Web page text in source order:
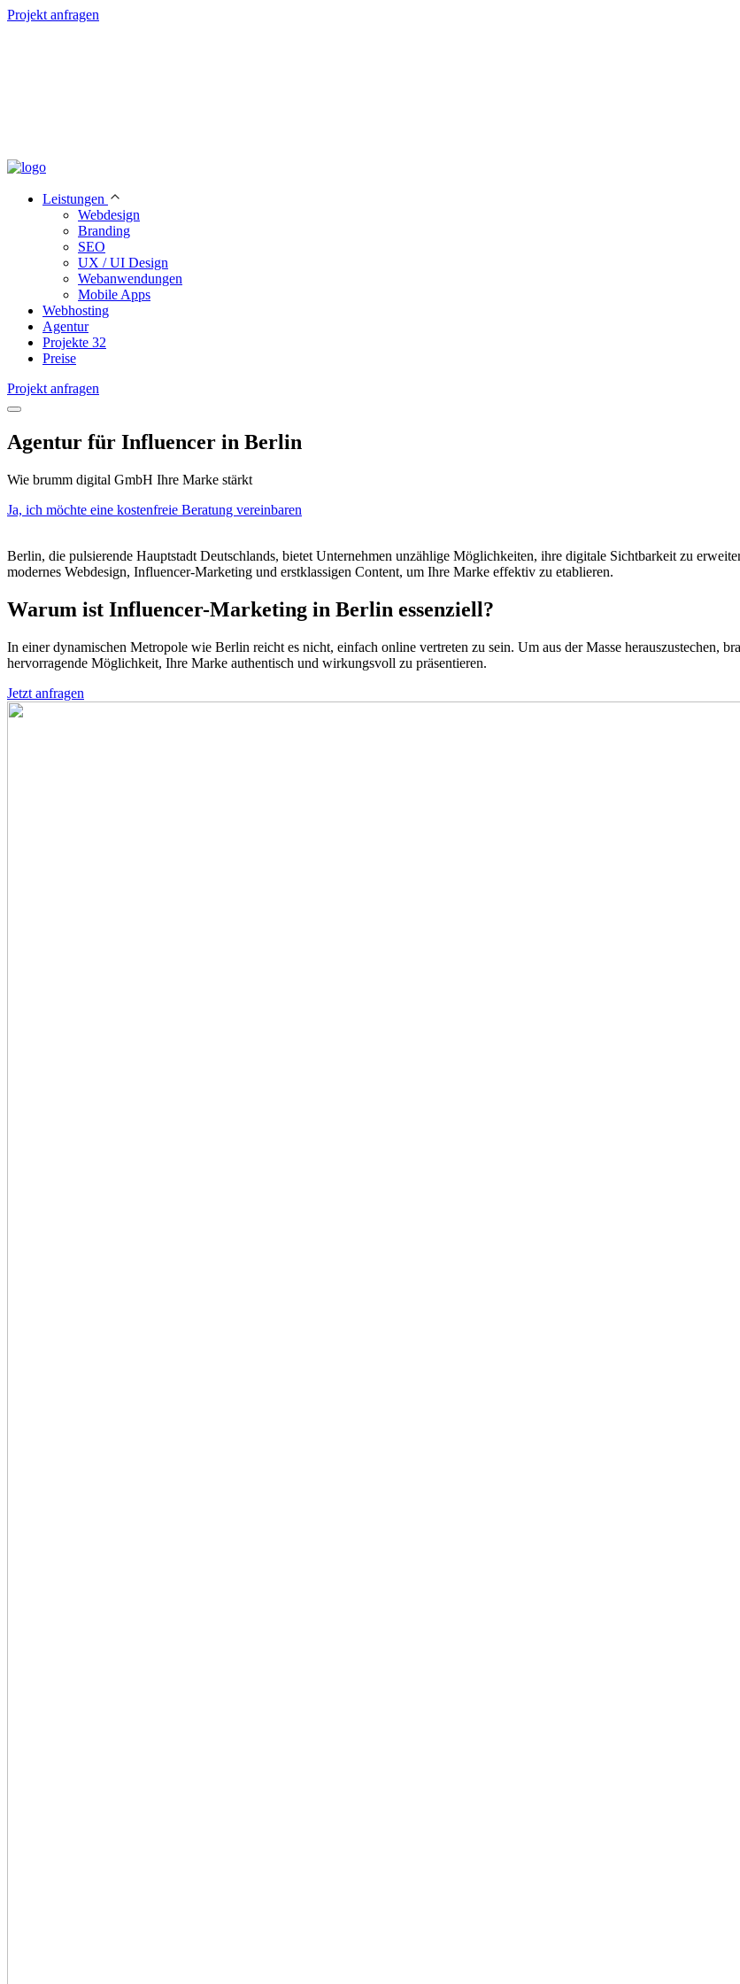
Projekt anfragen
Leistungen
Webdesign
Branding
SEO
UX / UI Design
Webanwendungen
Mobile Apps
Webhosting
Agentur
Projekte 32
Preise
Projekt anfragen
open
Agentur für Influencer in Berlin
Wie brumm digital GmbH Ihre Marke stärkt
Ja, ich möchte eine kostenfreie Beratung vereinbaren
Berlin, die pulsierende Hauptstadt Deutschlands, bietet Unternehmen unzählige Möglichkeiten, ihre digitale Sichtbarkeit zu
modernes Webdesign, Influencer-Marketing und erstklassigen Content, um Ihre Marke effektiv zu etablieren.
Warum ist Influencer-Marketing in Berlin essenziell?
In einer dynamischen Metropole wie Berlin reicht es nicht, einfach online vertreten zu sein. Um aus der Masse herauszustechen,
hervorragende Möglichkeit, Ihre Marke authentisch und wirkungsvoll zu präsentieren.
Jetzt anfragen